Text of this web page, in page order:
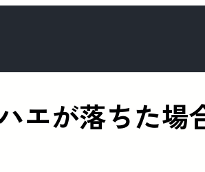
エが落ちた場